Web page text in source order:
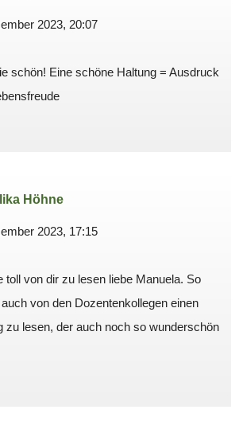
2023, 20:07
schön! Eine schöne Haltung = Ausdruck
Höhne
2023, 17:15
toll von dir zu lesen liebe Manuela. So
von den Dozentenkollegen einen
zu lesen, der auch noch so wunderschön